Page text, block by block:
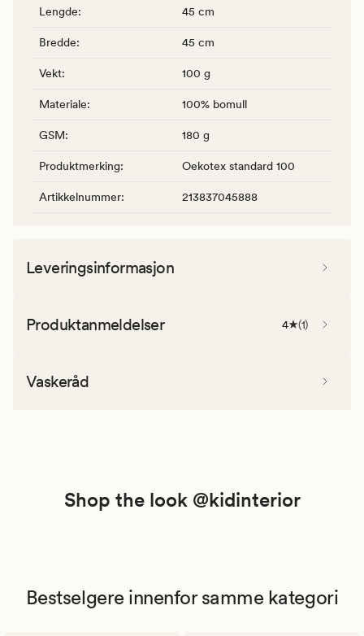
Lengde: 45 cm
Bredde: 45 cm
Vekt: 100 g
Materiale: 100% bomull
GSM: 180 g
Produktmerking: Oekotex standard 100
Artikkelnummer: 213837045888
Leveringsinformasjon
Produktanmeldelser 4 (1)
Vaskeråd
Shop the look @kidinterior
Bestselgere innenfor samme kategori